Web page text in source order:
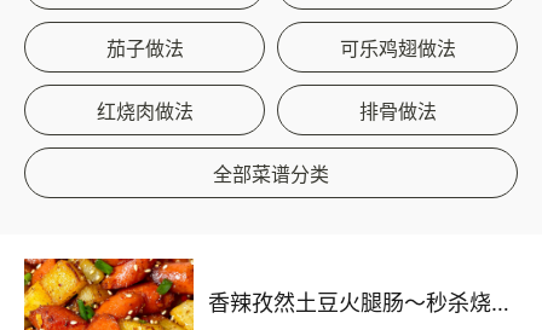
茄子做法 可乐鸡翅做法
红烧肉做法 排骨做法
全部菜谱分类
香辣孜然土豆火腿肠～秒杀烧烤店！！